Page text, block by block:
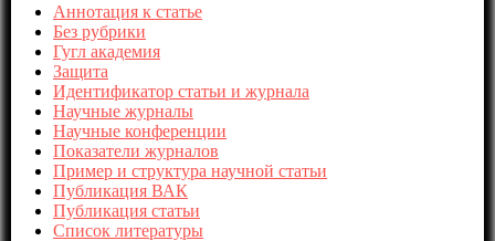
Аннотация к статье
Без рубрики
Гугл академия
Защита
Идентификатор статьи и журнала
Научные журналы
Научные конференции
Показатели журналов
Пример и структура научной статьи
Публикация ВАК
Публикация статьи
Список литературы